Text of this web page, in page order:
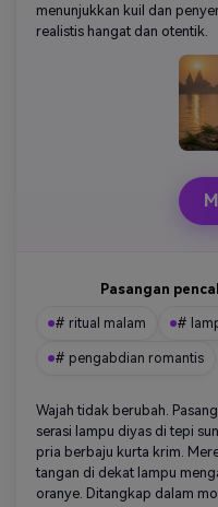
menunjukkan kuil dan
realistis hangat dan otentik.
Pasangan
# ritual malam #
# pengabdian romantis
Wajah tidak berubah.
serasi lampu diyas di tepi
pria berbaju kurta krim.
tangan di dekat lampu
oranye. Ditangkap dalam